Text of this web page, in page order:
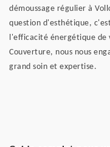
démoussage régulier à
question d'esthétique,
l'efficacité énergétique de
Couverture, nous nous
grand soin et expertise.